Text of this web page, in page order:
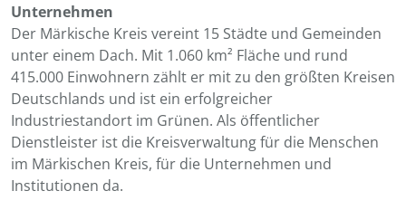
Unternehmen
Der Märkische Kreis vereint 15 Städte und Gemeinden
unter einem Dach. Mit 1.060 km² Fläche und rund
415.000 Einwohnern zählt er mit zu den größten Kreisen
Deutschlands und ist ein erfolgreicher
Industriestandort im Grünen. Als öffentlicher
Dienstleister ist die Kreisverwaltung für die Menschen
im Märkischen Kreis, für die Unternehmen und
Institutionen da.